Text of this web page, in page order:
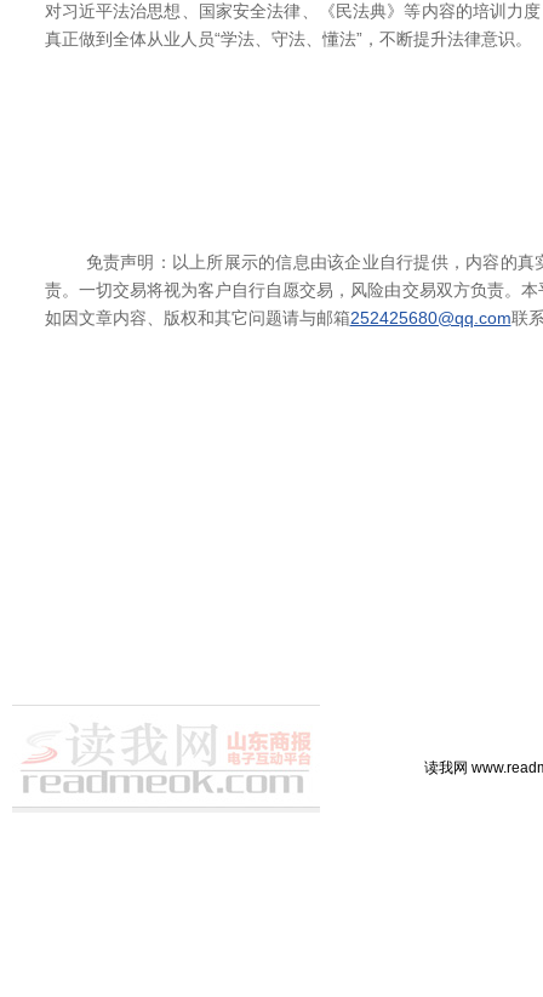
对习近平法治思想、国家安全法律、《民法典》等内容的培训力
真正做到全体从业人员“学法、守法、懂法”，不断提升法律意识。
免责声明：以上所展示的信息由该企业自行提供，内容的真
责。一切交易将视为客户自行自愿交易，风险由交易双方负责。
如因文章内容、版权和其它问题请与邮箱252425680@qq.com联
读我网